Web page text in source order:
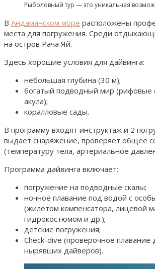
Рыболовный тур — это уникальная
В Андаманском море расположены
места для погружения. Среди
на остров Рача Яй.
Здесь хорошие условия для дайвинга:
небольшая глубина (30 м);
богатый подводный мир (рифовые
акула);
коралловые сады.
В программу входят инструктаж и 2
выдает снаряжение, проверяет общее
(температуру тела, артериальное
Программа дайвинга включает:
погружение на подводные скалы;
ночное плавание под водой с
(жилетом компенсатора, лицевой
гидрокостюмом и др.);
детские погружения;
Check-dive (проверочное плавание
нырявших дайверов).